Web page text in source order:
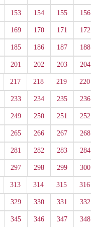
153 154 155 156
169 170 171 172
185 186 187 188
201 202 203 204
217 218 219 220
233 234 235 236
249 250 251 252
265 266 267 268
281 282 283 284
297 298 299 300
313 314 315 316
329 330 331 332
345 346 347 348